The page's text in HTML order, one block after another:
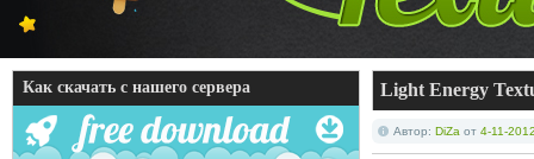
Как скачать с нашего сервера Light Energy
Автор: DiZa от 4-11-